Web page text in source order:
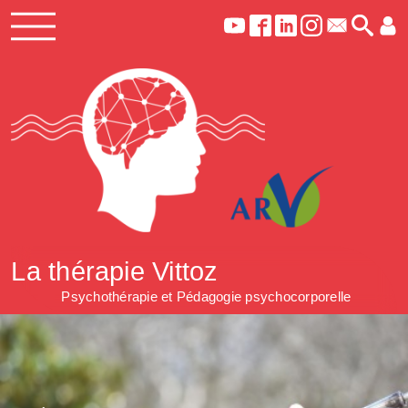
La thérapie Vittoz
Psychothérapie et Pédagogie psychocorporelle